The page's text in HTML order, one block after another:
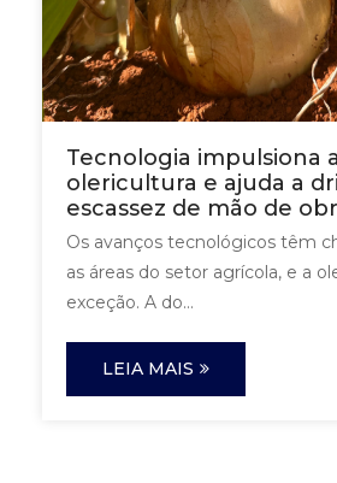
Tecnologia impulsiona a
olericultura e ajuda a
escassez de mão de
Os avanços tecnológicos têm
as áreas do setor agrícola, e a
exceção. A do...
LEIA MAIS